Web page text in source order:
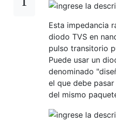
Esta impedancia
diodo TVS en
pulso transitorio
Puede usar un
denominado
el que debe
del mismo